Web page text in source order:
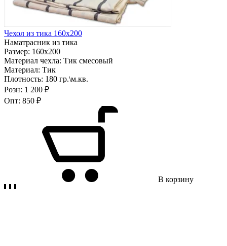
Чехол из тика 160х200
Наматрасник из тика
Размер: 160х200
Материал чехла: Тик смесовый
Материал: Тик
Плотность: 180 гр.\м.кв.
Розн: 1 200 ₽
Опт: 850 ₽
В корзину